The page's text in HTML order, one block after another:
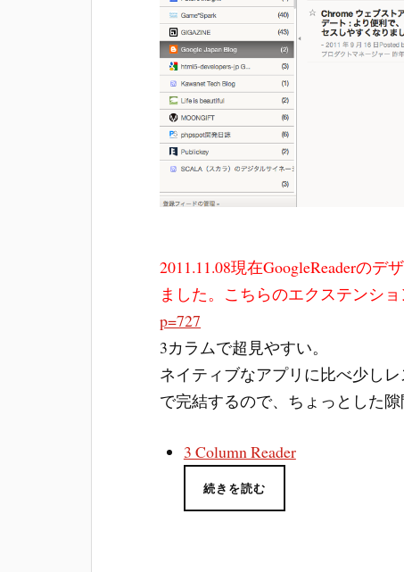
2011.11.08現在GoogleReaderの
ました。こちらのエクステンシ
p=727
3カラムで超見やすい。
ネイティブなアプリに比べ少し
で完結するので、ちょっとした
3 Column Reader
続きを読む